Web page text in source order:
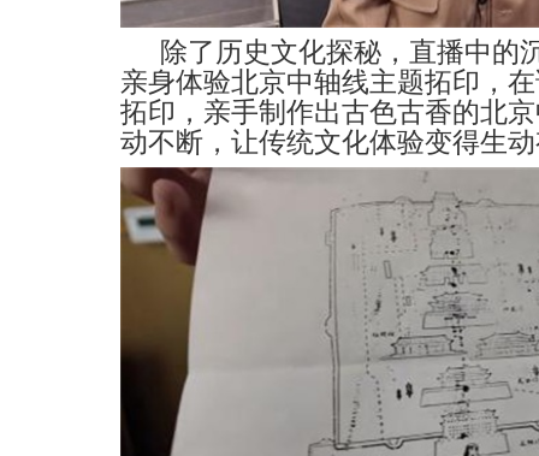
除了历史文化探秘，直播中的
亲身体验北京中轴线主题拓印，
拓印，亲手制作出古色古香的北京
动不断，让传统文化体验变得生